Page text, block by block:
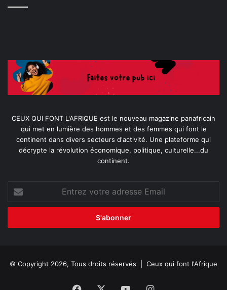
CEUX QUI FONT L'AFRIQUE est le nouveau magazine panafricain
qui met en lumière des hommes et des femmes qui font le
continent dans divers secteurs d'activité. Une plateforme qui
décrypte la révolution économique, politique, culturelle...du
continent.
votre
adresse
© Copyright 2026, Tous droits réservés | Ceux qui font l'Afrique